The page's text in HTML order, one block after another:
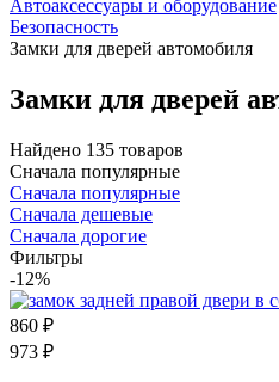
Автоаксессуары и оборудование
Безопасность
Замки для дверей автомобиля
Замки для дверей
Найдено 135 товаров
Сначала популярные
Сначала популярные
Сначала дешевые
Сначала дорогие
Фильтры
-12%
860 ₽
973 ₽